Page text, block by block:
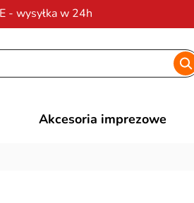
- wysyłka w 24h
od 200 zł
Akcesoria imprezowe